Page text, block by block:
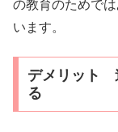
の教育のためで
います。
デメリット
る